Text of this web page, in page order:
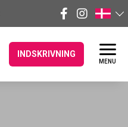
INDSKRIVNING
MENU